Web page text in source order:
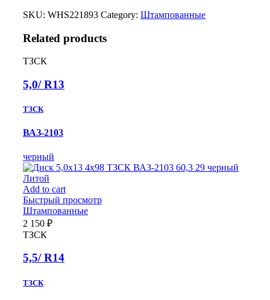
SKU: WHS221893 Category: Штампованные
Related products
ТЗСК
5,0/ R13
ТЗСК
ВАЗ-2103
черный
Литой
Add to cart
Быстрый просмотр
Штампованные
2 150 ₽
ТЗСК
5,5/ R14
ТЗСК